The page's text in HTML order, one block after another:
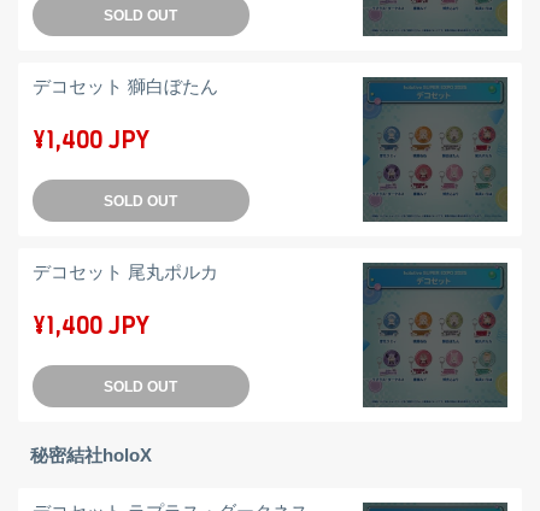
SOLD OUT
デコセット 獅白ぼたん
¥1,400 JPY
SOLD OUT
デコセット 尾丸ポルカ
¥1,400 JPY
SOLD OUT
秘密結社holoX